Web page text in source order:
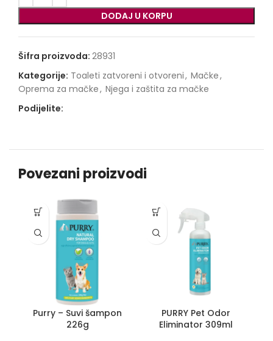
DODAJ U KORPU
Šifra proizvoda: 28931
Kategorije: Toaleti zatvoreni i otvoreni, Mačke,
Oprema za mačke, Njega i zaštita za mačke
Podijelite:
Povezani proizvodi
Purry – Suvi šampon
226g
PURRY Pet Odor
Eliminator 309ml